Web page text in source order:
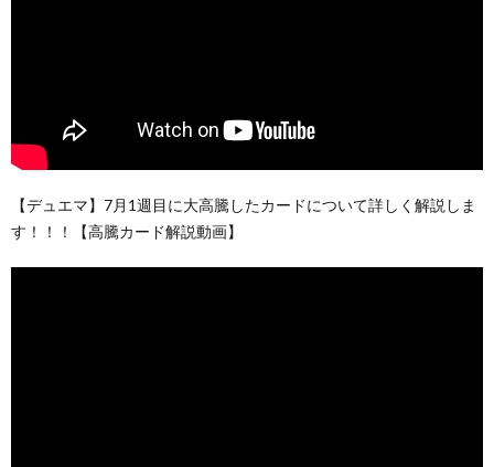
【デュエマ】7月1週目に大高騰したカードについて詳しく解説しま
す！！！【高騰カード解説動画】